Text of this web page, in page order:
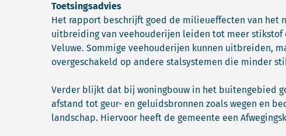
Toetsingsadvies
Het rapport beschrijft goed de milieueffecten van het
uitbreiding van veehouderijen leiden tot meer stikstof
Veluwe. Sommige veehouderijen kunnen uitbreiden,
overgeschakeld op andere stalsystemen die minder
Verder blijkt dat bij woningbouw in het buitengebied
afstand tot geur- en geluidsbronnen zoals wegen en
landschap. Hiervoor heeft de gemeente een